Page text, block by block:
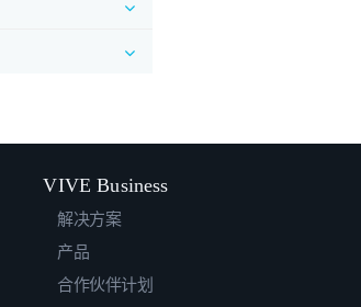
VIVE Business
解决方案
产品
合作伙伴计划